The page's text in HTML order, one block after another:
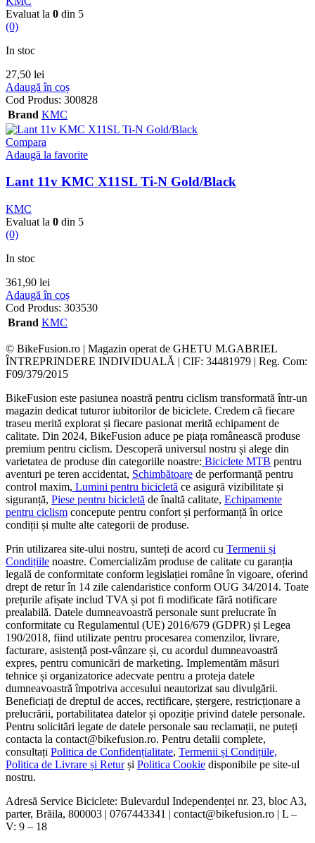
Evaluat la 0 din 5
(0)
In stoc
27,50 lei
Adaugă în coș
Cod Produs: 300828
Brand KMC
Compara
Adaugă la favorite
Lant 11v KMC X11SL Ti-N Gold/Black
KMC
Evaluat la 0 din 5
(0)
In stoc
361,90 lei
Adaugă în coș
Cod Produs: 303530
Brand KMC
© BikeFusion.ro | Magazin operat de GHETU M.GABRIEL
ÎNTREPRINDERE INDIVIDUALĂ | CIF: 34481979 | Reg. Com:
F09/379/2015
BikeFusion este pasiunea noastră pentru ciclism transformată într-un
magazin dedicat tuturor iubitorilor de biciclete. Credem că fiecare
traseu merită explorat și fiecare pasionat merită echipament de
calitate. Din 2024, BikeFusion aduce pe piața românească produse
premium pentru ciclism. Descoperă universul nostru și alege din
varietatea de produse din categoriile noastre: Biciclete MTB pentru
aventuri pe teren accidentat, Schimbătoare de performanță pentru
control maxim, Lumini pentru bicicletă ce asigură vizibilitate și
siguranță, Piese pentru bicicletă de înaltă calitate, Echipamente
pentru ciclism concepute pentru confort și performanță în orice
condiții și multe alte categorii de produse.
Prin utilizarea site-ului nostru, sunteți de acord cu Termenii și
Condițiile noastre. Comercializăm produse de calitate cu garanția
legală de conformitate conform legislației române în vigoare, oferind
drept de retur în 14 zile calendaristice conform OUG 34/2014. Toate
prețurile afișate includ TVA și pot fi modificate fără notificare
prealabilă. Datele dumneavoastră personale sunt prelucrate în
conformitate cu Regulamentul (UE) 2016/679 (GDPR) și Legea
190/2018, fiind utilizate pentru procesarea comenzilor, livrare,
facturare, asistență post-vânzare și, cu acordul dumneavoastră
expres, pentru comunicări de marketing. Implementăm măsuri
tehnice și organizatorice adecvate pentru a proteja datele
dumneavoastră împotriva accesului neautorizat sau divulgării.
Beneficiați de dreptul de acces, rectificare, ștergere, restricționare a
prelucrării, portabilitatea datelor și opoziție privind datele personale.
Pentru solicitări legate de datele personale sau reclamații, ne puteți
contacta la contact@bikefusion.ro. Pentru detalii complete,
consultați Politica de Confidențialitate, Termenii și Condițiile,
Politica de Livrare și Returși Politica Cookie disponibile pe site-ul
nostru.
Adresă Service Biciclete: Bulevardul Independenței nr. 23, bloc A3,
parter, Brăila, 800003 | 0767443341 | contact@bikefusion.ro | L –
V: 9 – 18